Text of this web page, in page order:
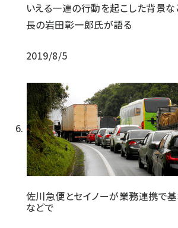
いえる一連の行動を起こした背景
長の岩田彰一郎氏が語る
2019/8/5
佐川急便とセイノーが業務連携で
などで